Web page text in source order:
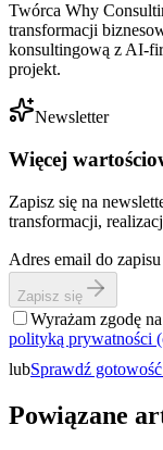
Twórca Why
transformacji
konsultingową z AI-
projekt.
Newsletter
Więcej
Zapisz się na
transformacji,
Adres email do
Zapisz się
Wyrażam zgodę
polityką prywatności
lubSprawdź
Powiązane